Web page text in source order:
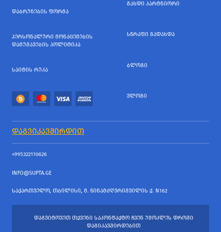
ᲓᲐᲑᲠᲣᲜᲔᲑᲘᲡ ᲤᲝᲠᲛᲐ
ᲞᲔᲠᲡᲝᲜᲐᲚᲣᲠᲘ ᲛᲝᲜᲐᲪᲔᲛᲔᲑᲘᲡ
ᲓᲐᲛᲣᲨᲐᲕᲔᲑᲘᲡ ᲞᲝᲚᲘᲢᲘᲙᲐ
ᲡᲐᲘᲢᲘᲡ ᲠᲣᲙᲐ
ᲒᲐᲮᲓᲘ ᲞᲐᲠᲢᲜᲘᲝᲠᲘ
ᲡᲬᲠᲐᲤᲘ ᲒᲐᲓᲐᲮᲓᲐ
ᲑᲚᲝᲒᲘ
ᲕᲚᲝᲒᲘ
ᲓᲐᲒᲕᲘᲙᲐᲕᲨᲘᲠᲓᲘᲗ
+995322110626
INFO@SUPTA.GE
ᲡᲐᲥᲐᲠᲗᲕᲔᲚᲝ, ᲗᲑᲘᲚᲘᲡᲘ, Მ. ᲬᲘᲜᲐᲛᲫᲦᲕᲠᲘᲨᲕᲘᲚᲘᲡ Ქ. N162
ᲓᲐᲒᲕᲘᲢᲝᲕᲔᲗ ᲗᲥᲕᲔᲜᲘ ᲡᲐᲙᲝᲜᲢᲐᲥᲢᲝ ᲩᲕᲔᲜ ᲣᲛᲝᲙᲚᲔᲡ ᲓᲠᲝᲨᲘ
ᲓᲐᲒᲘᲙᲐᲕᲨᲘᲠᲓᲔᲑᲘᲗ